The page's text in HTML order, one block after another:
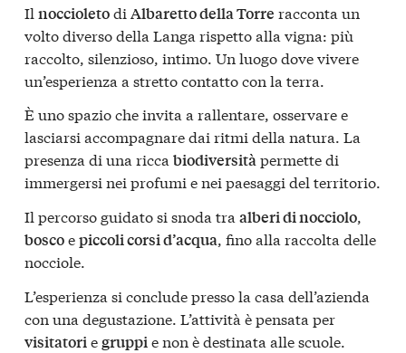
Il noccioletodi Albaretto della Torre racconta un
volto diverso della Langa rispetto alla vigna: più
raccolto, silenzioso, intimo. Un luogo dove vivere
un’esperienza a stretto contatto con la terra.
È uno spazio che invita a rallentare, osservare e
lasciarsi accompagnare dai ritmi della natura. La
presenza di una ricca biodiversitàpermette di
immergersi nei profumi e nei paesaggi del territorio.
Il percorso guidato si snoda tra alberi di nocciolo,
boscoepiccoli corsi d’acqua, fino alla raccolta delle
nocciole.
L’esperienza si conclude presso la casa dell’azienda
con una degustazione. L’attività è pensata per
visitatori egruppi e non è destinata alle scuole.